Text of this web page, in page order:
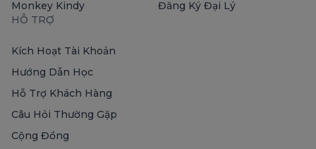
Monkey Kindy
Đăng Ký Đại Lý
HỖ TRỢ
Kích Hoạt Tài Khoản
Hướng Dẫn Học
Hỗ Trợ Khách Hàng
Câu Hỏi Thường Gặp
Cộng Đồng